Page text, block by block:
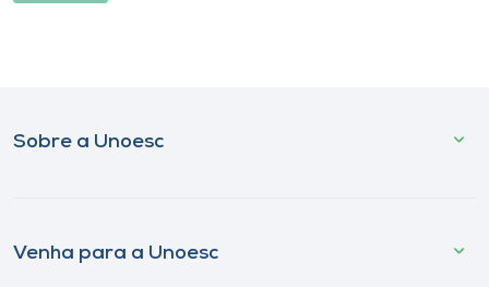
Sobre a Unoesc
Venha para a Unoesc